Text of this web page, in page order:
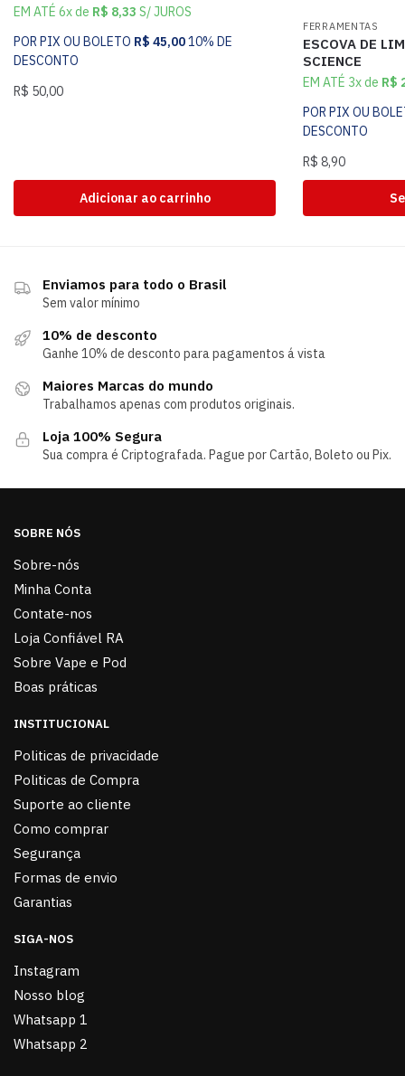
EM ATÉ 6x de R$ 8,33 S/ JUROS
POR PIX OU BOLETO R$ 45,0010% DE
DESCONTO
R$ 50,00
Adicionar ao carrinho
FERRAMENTAS
ESCOVA DE
SCIENCE
EM ATÉ 3x de R$
POR PIX OU
DESCONTO
R$ 8,90
Enviamos para todo o Brasil
Sem valor mínimo
10% de desconto
Ganhe 10% de desconto para pagamentos á vista
Maiores Marcas do mundo
Trabalhamos apenas com produtos originais.
Loja 100% Segura
Sua compra é Criptografada. Pague por Cartão, Boleto ou Pix.
SOBRE NÓS
Sobre-nós
Minha Conta
Contate-nos
Loja Confiável RA
Sobre Vape e Pod
Boas práticas
INSTITUCIONAL
Politicas de privacidade
Politicas de Compra
Suporte ao cliente
Como comprar
Segurança
Formas de envio
Garantias
SIGA-NOS
Instagram
Nosso blog
Whatsapp 1
Whatsapp 2